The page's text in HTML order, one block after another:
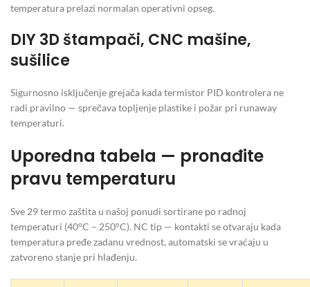
temperatura prelazi normalan operativni opseg.
DIY 3D štampači, CNC mašine,
sušilice
Sigurnosno isključenje grejača kada termistor PID kontrolera ne
radi pravilno — sprečava topljenje plastike i požar pri runaway
temperaturi.
Uporedna tabela — pronađite
pravu temperaturu
Sve 29 termo zaštita u našoj ponudi sortirane po radnoj
temperaturi (40°C – 250°C). NC tip — kontakti se otvaraju kada
temperatura pređe zadanu vrednost, automatski se vraćaju u
zatvoreno stanje pri hlađenju.